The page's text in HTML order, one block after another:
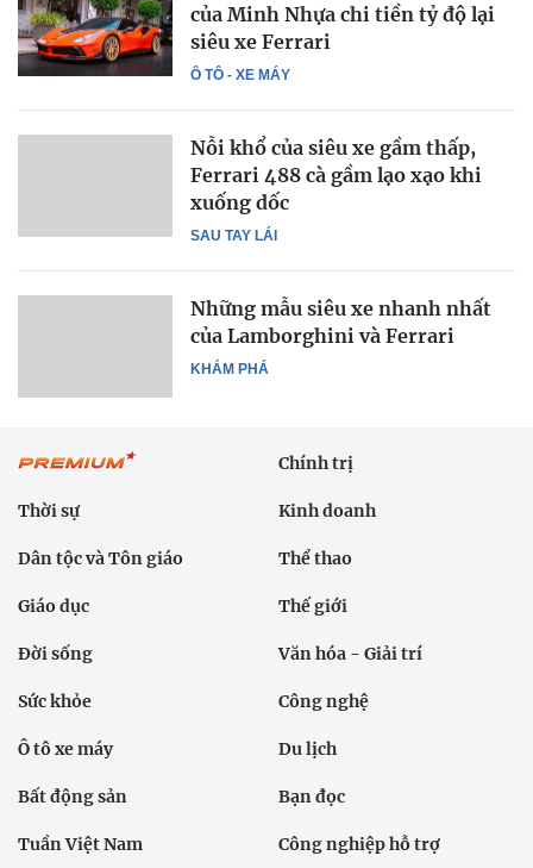
Ô TÔ - XE MÁY
của Minh Nhựa chi tiền tỷ độ lại
siêu xe Ferrari
SAU TAY LÁI
Nỗi khổ của siêu xe gầm thấp,
Ferrari 488 cà gầm lạo xạo khi
xuống dốc
KHÁM PHÁ
Những mẫu siêu xe nhanh nhất
của Lamborghini và Ferrari
Chính trị
Thời sự Kinh doanh
Dân tộc và Tôn giáo Thể thao
Giáo dục Thế giới
Đời sống Văn hóa - Giải trí
Sức khỏe Công nghệ
Ô tô xe máy Du lịch
Bất động sản Bạn đọc
Tuần Việt Nam Công nghiệp hỗ trợ